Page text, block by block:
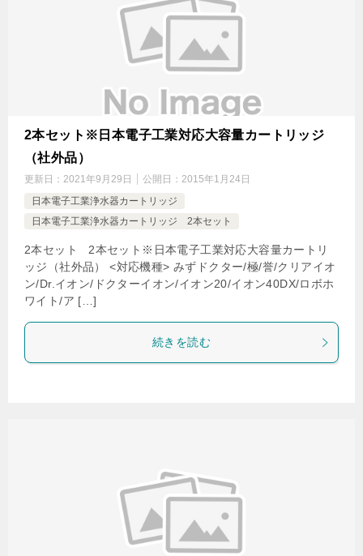
2本セット※日本電子工業対応大容量カートリッジ
（社外品）
更新日： 2021年9月29日 公開日： 2015年1月24日
日本電子工業浄水器カートリッジ
日本電子工業浄水器カートリッジ 2本セット
2本セット 2本セット※日本電子工業対応大容量カートリ
ッジ（社外品） <対応機種> みずドクター/極/誉/クリアイオ
ン/Dr.イオン/ドクターイオン/イオン20/イオン40DX/ロボホ
ワイト/ア […]
続きを読む